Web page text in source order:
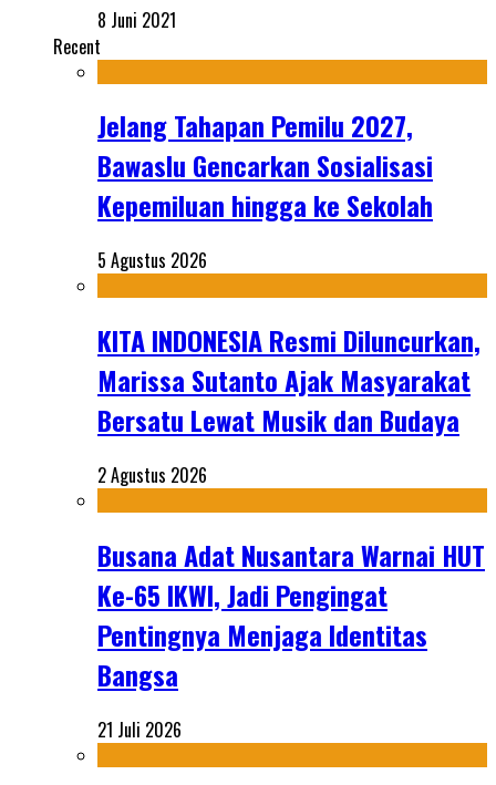
8 Juni 2021
Recent
Jelang Tahapan Pemilu 2027,
Bawaslu Gencarkan Sosialisasi
Kepemiluan hingga ke Sekolah
5 Agustus 2026
KITA INDONESIA Resmi Diluncurkan,
Marissa Sutanto Ajak Masyarakat
Bersatu Lewat Musik dan Budaya
2 Agustus 2026
Busana Adat Nusantara Warnai HUT
Ke-65 IKWI, Jadi Pengingat
Pentingnya Menjaga Identitas
Bangsa
21 Juli 2026